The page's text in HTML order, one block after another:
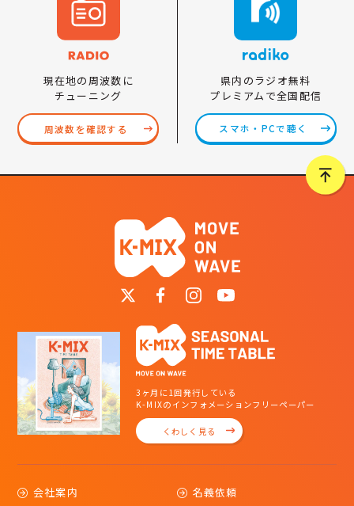
現在地の周波数に
チューニング
周波数を確認する
県内のラジオ無料
プレミアムで全国配信
スマホ・PCで聴く
3ヶ月に1回発行している
K-MIXのインフォメーションフリーペーパー
くわしく見る
会社案内 名義依頼